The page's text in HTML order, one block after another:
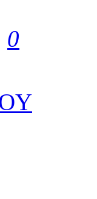
0